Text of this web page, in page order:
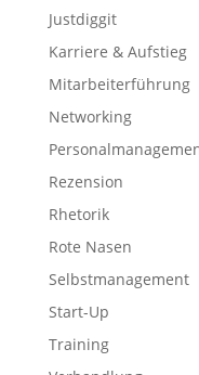
Justdiggit
Karriere & Aufstieg
Mitarbeiterführung
Networking
Rezension
Rhetorik
Rote Nasen
Selbstmanagement
Start-Up
Training